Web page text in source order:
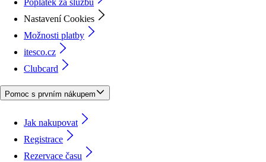
Poplatek za službu
Nastavení Cookies
Možnosti platby
itesco.cz
Clubcard
Pomoc s prvním nákupem
Jak nakupovat
Registrace
Rezervace času